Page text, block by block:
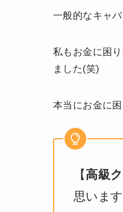
一般的なキャ
私もお金に困
ました(笑)
本当にお金に
【高級
思います